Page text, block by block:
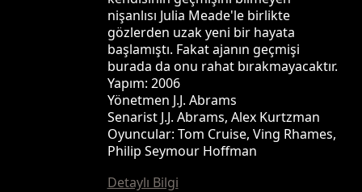
nişanlısı Julia Meade'le birlikte
gözlerden uzak yeni bir hayata
başlamıştı. Fakat ajanın geçmişi
burada da onu rahat bırakmayacaktır.
Yapım: 2006
Yönetmen J.J. Abrams
Senarist J.J. Abrams, Alex Kurtzman
Oyuncular: Tom Cruise, Ving Rhames,
Philip Seymour Hoffman
Detaylı Bilgi